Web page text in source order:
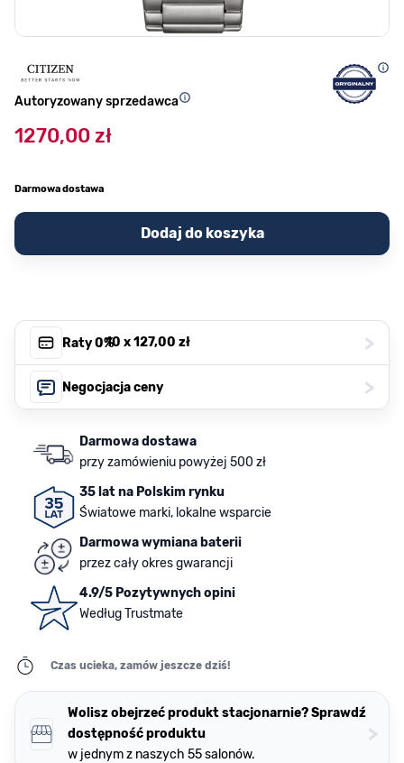
Autoryzowany sprzedawca
1270,00 zł
Darmowa dostawa
Dodaj do koszyka
Raty 0%, 10 x127,00 zł >
Negocjacja ceny >
Darmowa dostawa
przy zamówieniu powyżej 500 zł
35 lat na Polskim rynku
Światowe marki, lokalne wsparcie
Darmowa wymiana baterii
przez cały okres gwarancji
4.9/5 Pozytywnych opini
Według Trustmate
Czas ucieka, zamów jeszcze dziś!
Wolisz obejrzeć produkt stacjonarnie? Sprawdź
dostępność produktu
w jednym z naszych 55 salonów.
>